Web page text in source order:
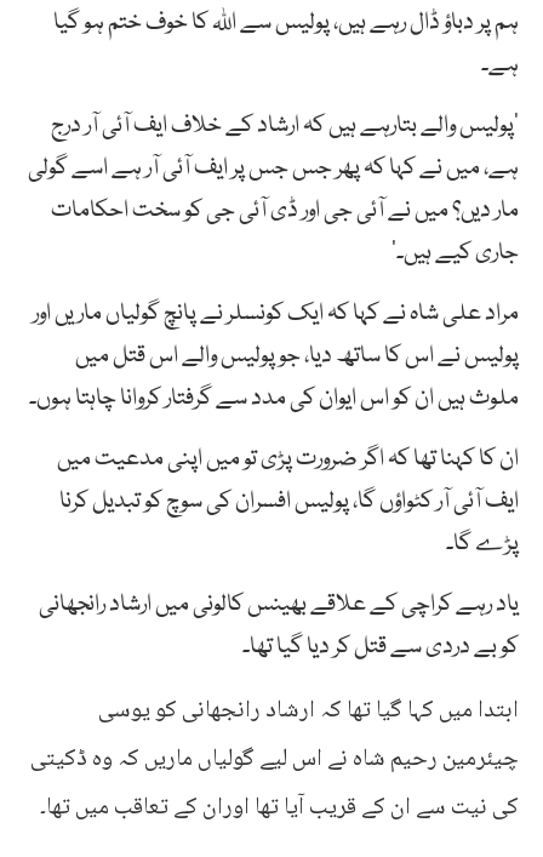
ہم پر دباؤ ڈال رہے ہیں، پولیس سے اللہ کا خوف ختم ہو گیا
ہے۔
’پولیس والے بتارہے ہیں کہ ارشاد کے خلاف ایف آئی آر درج
ہے، میں نے کہا کہ پھر جس جس پر ایف آئی آر ہے اسے گولی
مار دیں؟ میں نے آئی جی اور ڈی آئی جی کو سخت احکامات
جاری کیے ہیں۔‘
مراد علی شاہ نے کہا کہ ایک کونسلر نے پانچ گولیاں ماریں اور
پولیس نے اس کا ساتھ دیا، جو پولیس والے اس قتل میں
ملوث ہیں ان کو اس ایوان کی مدد سے گرفتار کروانا چاہتا ہوں۔
ان کا کہنا تھا کہ اگر ضرورت پڑی تو میں اپنی مدعیت میں
ایف آئی آر کٹواؤں گا، پولیس افسران کی سوچ کو تبدیل کرنا
پڑے گا۔
یاد رہے کراچی کے علاقے بھینس کالونی میں ارشاد رانجھانی
کو بے دردی سے قتل کر دیا گیا تھا۔
ابتدا میں کہا گیا تھا کہ ارشاد رانجھانی کو یوسی
چیئرمین رحیم شاہ نے اس لیے گولیاں ماریں کہ وہ ڈکیتی
کی نیت سے ان کے قریب آیا تھا اوران کے تعاقب میں تھا۔